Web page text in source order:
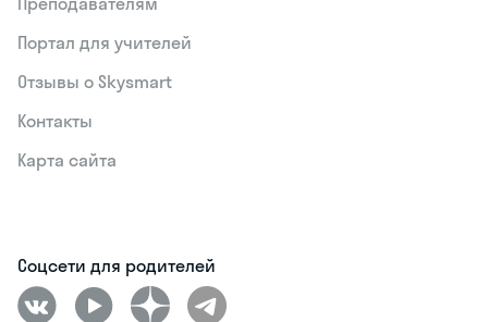
Портал для учителей
Отзывы о Skysmart
Контакты
Карта сайта
Соцсети для родителей